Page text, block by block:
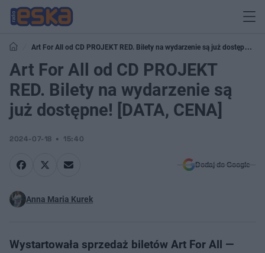
Art For All od CD PROJEKT RED. Bilety na wydarzenie są już dostępne!
[DATA, CENA]
Art For All od CD PROJEKT
RED. Bilety na wydarzenie są
już dostępne! [DATA, CENA]
2024-07-18 15:40
Dodaj do Google
Anna Maria Kurek
Wystartowała sprzedaż biletów Art For All —